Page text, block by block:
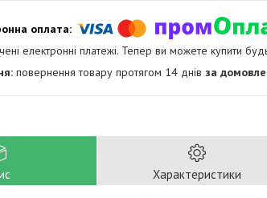
електронні платежі. Тепер ви можете купити
повернення товару протягом 14 днів за
Характеристики